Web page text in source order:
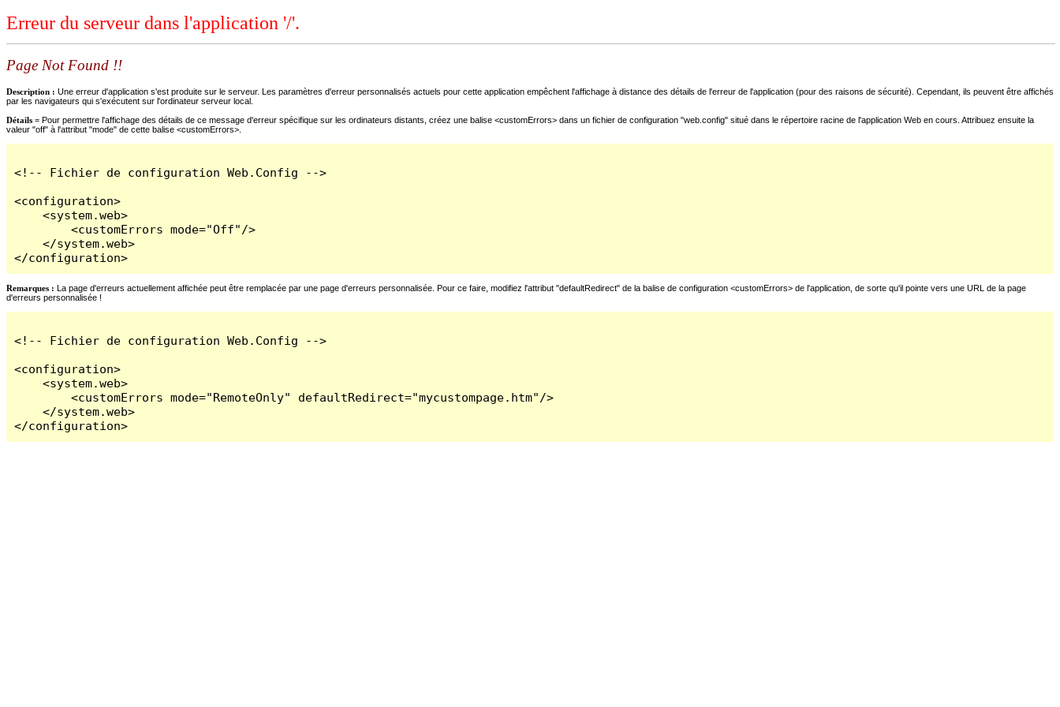
Erreur du serveur dans l'application '/'.
Page Not Found !!
Description : Une erreur d'application s'est produite sur le serveur. Les paramètres d'erreur personnalisés actuels pour cette application empêchent l'affichage à distance des détails de l'erreur de l'application (pour des raisons de sécurité). Cependant, ils peuvent être affichés
par les navigateurs qui s'exécutent sur l'ordinateur serveur local.
Détails = Pour permettre l'affichage des détails de ce message d'erreur spécifique sur les ordinateurs distants, créez une balise <customErrors> dans un fichier de configuration "web.config" situé dans le répertoire racine de l'application Web en cours. Attribuez ensuite la
valeur "off" à l'attribut "mode" de cette balise <customErrors>.
<!-- Fichier de configuration Web.Config -->
<configuration>
    <system.web>
        <customErrors mode="Off"/>
    </system.web>
</configuration>
Remarques : La page d'erreurs actuellement affichée peut être remplacée par une page d'erreurs personnalisée. Pour ce faire, modifiez l'attribut "defaultRedirect" de la balise de configuration <customErrors> de l'application, de sorte qu'il pointe vers une URL de la page
d'erreurs personnalisée !
<!-- Fichier de configuration Web.Config -->
<configuration>
    <system.web>
        <customErrors mode="RemoteOnly" defaultRedirect="mycustompage.htm"/>
    </system.web>
</configuration>